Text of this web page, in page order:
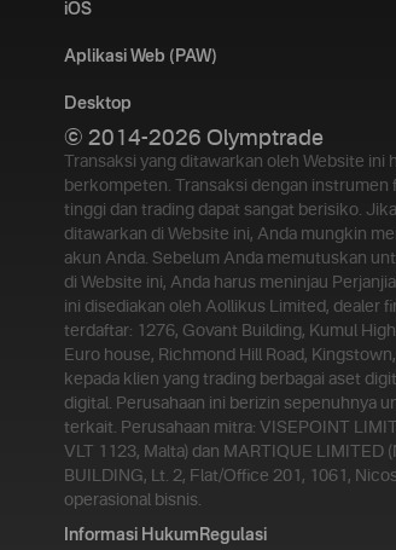
iOS
Aplikasi Web (PAW)
Desktop
© 2014-2026 Olymptrade
Transaksi yang ditawarkan oleh Website
berkompeten. Transaksi dengan instrumen
tinggi dan trading dapat sangat berisiko.
ditawarkan di Website ini, Anda mungkin
akun Anda. Sebelum Anda memutuskan
di Website ini, Anda harus meninjau
ini disediakan oleh Aollikus Limited, dealer
terdaftar: 1276, Govant Building, Kumul
Euro house, Richmond Hill Road,
kepada klien yang trading berbagai aset
digital. Perusahaan ini berizin sepenuhnya
terkait. Perusahaan mitra: VISEPOINT
VLT 1123, Malta) dan MARTIQUE LIMITED
BUILDING, Lt. 2, Flat/Office 201, 1061,
operasional bisnis.
Informasi Hukum Regulasi